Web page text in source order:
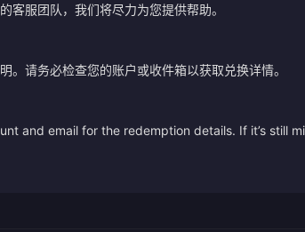
客服团队，我们将尽力为您提供帮助。
请务必检查您的账户或收件箱以获取兑换详情。
and email for the redemption details. If it’s still